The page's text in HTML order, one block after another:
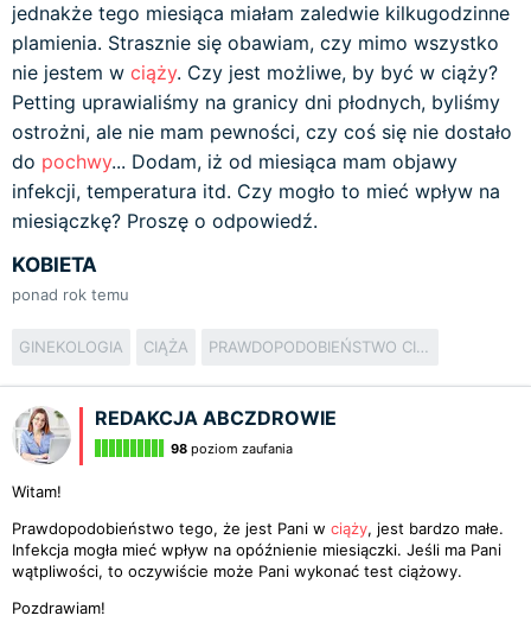
jednakże tego miesiąca miałam zaledwie kilkugodzinne
plamienia. Strasznie się obawiam, czy mimo wszystko
nie jestem w ciąży. Czy jest możliwe, by być w ciąży?
Petting uprawialiśmy na granicy dni płodnych, byliśmy
ostrożni, ale nie mam pewności, czy coś się nie dostało
do pochwy... Dodam, iż od miesiąca mam objawy
infekcji, temperatura itd. Czy mogło to mieć wpływ na
miesiączkę? Proszę o odpowiedź.
KOBIETA
ponad rok temu
GINEKOLOGIA CIĄŻA PRAWDOPODOBIEŃSTWO CIĄŻY
REDAKCJA ABCZDROWIE
98 poziom zaufania
Witam!
Prawdopodobieństwo tego, że jest Pani w ciąży, jest bardzo małe.
Infekcja mogła mieć wpływ na opóźnienie miesiączki. Jeśli ma Pani
wątpliwości, to oczywiście może Pani wykonać test ciążowy.
Pozdrawiam!